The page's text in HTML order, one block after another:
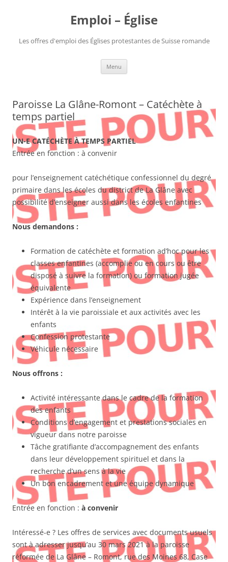
Emploi – Église
Les offres d'emploi des Églises protestantes de Suisse romande
Menu
Paroisse La Glâne-Romont – Catéchète à
temps partiel
UN-E CATÉCHÈTE À TEMPS PARTIEL
Entrée en fonction : à convenir
pour l’enseignement catéchétique confessionnel du degré
primaire dans les écoles du district de La Glâne avec
possibilité d’enseigner aussi dans les écoles enfantines
Nous demandons :
Formation de catéchète et formation ad’hoc pour les
classes enfantines (accomplie ou en cours ou être
disposé à suivre la formation) ou formation jugée
équivalente
Expérience dans l’enseignement
Intérêt à la vie paroissiale et aux activités avec les
enfants
Confession protestante
Véhicule nécessaire
Nous offrons :
Activité intéressante dans le cadre de la formation
des enfants
Conditions d’engagement et prestations sociales en
vigueur dans notre paroisse
Tâche gratifiante d’accompagnement des enfants
dans leur développement spirituel et dans la
recherche d’un sens à la vie
Un bon encadrement et une équipe dynamique
Entrée en fonction : à convenir
Intéressé-e ? Les offres de services avec documents usuels
sont à adresser jusqu’au 30 mars 2021 à la paroisse
réformée de La Glâne – Romont, rue des Moines 68, Case